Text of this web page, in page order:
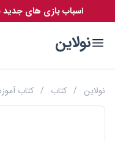
اسباب بازی های جدید
نولاین
نولاین / کتاب / کتاب